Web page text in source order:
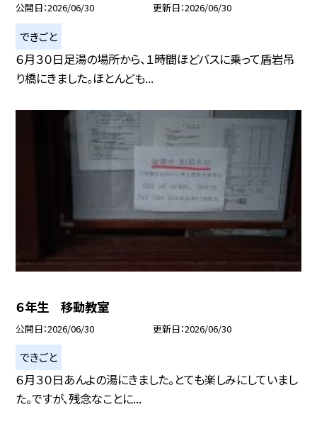
公開日 2026/06/30 更新日 2026/06/30
できごと
６月３０日足湯の場所から、１時間ほどバスに乗って盾岩吊
り橋にきました。ほとんども...
６年生 移動教室
公開日 2026/06/30 更新日 2026/06/30
できごと
６月３０日あんよの湯にきました。とても楽しみにしていまし
た。ですが、残念なことに...